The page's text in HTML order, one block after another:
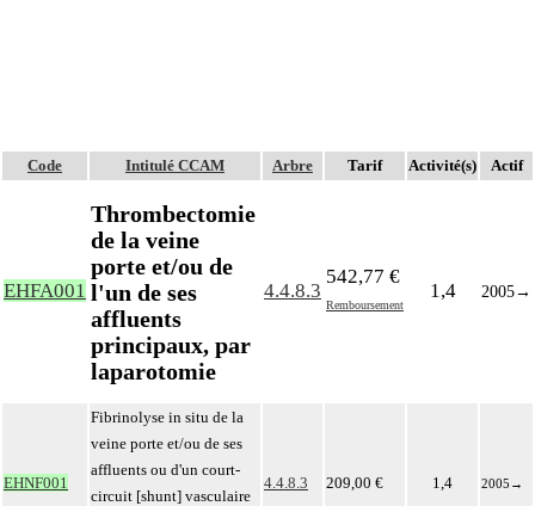
Code Intitulé CCAM Arbre Tarif Activité(s) Actif
EHFA001
Thrombectomie
de la veine
porte et/ou de
l'un de ses
affluents
principaux, par
laparotomie
4.4.8.3
542,77 €
Remboursement
1,4 2005→
EHNF001
Fibrinolyse in situ de la
veine porte et/ou de ses
affluents ou d'un court-
circuit [shunt] vasculaire
4.4.8.3 209,00 € 1,4 2005 →